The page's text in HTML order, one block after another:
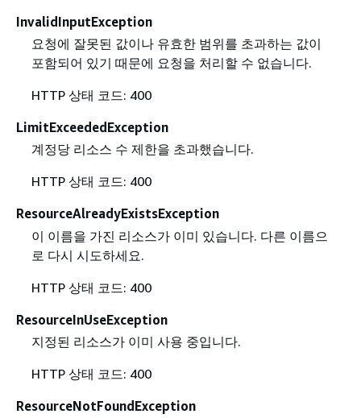
InvalidInputException
요청에 잘못된 값이나 유효한 범위를 초과하는 값이
포함되어 있기 때문에 요청을 처리할 수 없습니다.
HTTP 상태 코드: 400
LimitExceededException
계정당 리소스 수 제한을 초과했습니다.
HTTP 상태 코드: 400
ResourceAlreadyExistsException
이 이름을 가진 리소스가 이미 있습니다. 다른 이름으
로 다시 시도하세요.
HTTP 상태 코드: 400
ResourceInUseException
지정된 리소스가 이미 사용 중입니다.
HTTP 상태 코드: 400
ResourceNotFoundException